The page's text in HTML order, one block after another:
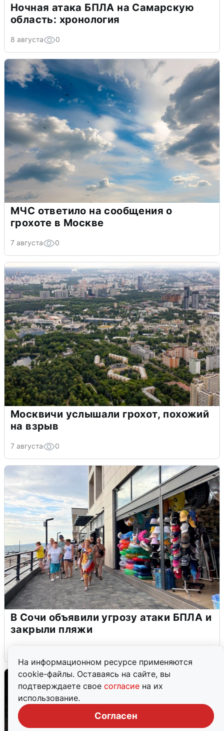
На информационном ресурсе применяются
cookie-файлы. Оставаясь на сайте, вы
подтверждаете свое согласие на их
использование.
Согласен
Ночная атака БПЛА на Самарскую
область: хронология
8 августа 0
МЧС ответило на сообщения о
грохоте в Москве
7 августа 0
Москвичи услышали грохот, похожий
на взрыв
7 августа 0
В Сочи объявили угрозу атаки БПЛА и
закрыли пляжи